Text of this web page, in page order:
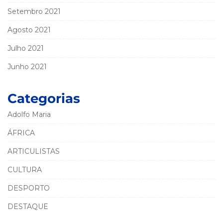
Setembro 2021
Agosto 2021
Julho 2021
Junho 2021
Categorias
Adolfo Maria
ÁFRICA
ARTICULISTAS
CULTURA
DESPORTO
DESTAQUE